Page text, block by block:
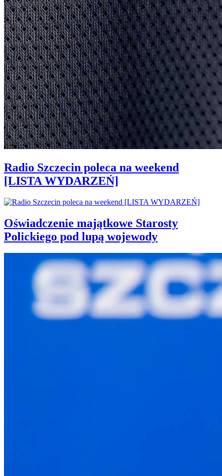
Radio Szczecin poleca na weekend
[LISTA WYDARZEŃ]
Oświadczenie majątkowe Starosty
Polickiego pod lupą wojewody